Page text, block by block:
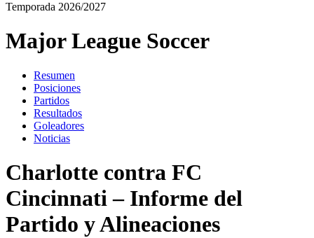
Temporada 2026/2027
Major League Soccer
Resumen
Posiciones
Partidos
Resultados
Goleadores
Noticias
Charlotte contra FC
Cincinnati – Informe del
Partido y Alineaciones